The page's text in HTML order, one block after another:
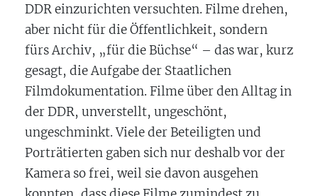
DDR einzurichten versuchten. Filme drehen,
aber nicht für die Öffentlichkeit, sondern
fürs Archiv, „für die Büchse“ – das war, kurz
gesagt, die Aufgabe der Staatlichen
Filmdokumentation. Filme über den Alltag in
der DDR, unverstellt, ungeschönt,
ungeschminkt. Viele der Beteiligten und
Porträtierten gaben sich nur deshalb vor der
Kamera so frei, weil sie davon ausgehen